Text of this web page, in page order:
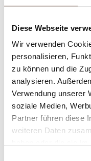
Diese Webseite
Wir verwenden
personalisieren,
zu können und die
analysieren.
Verwendung unserer
soziale Medien,
Partner führen diese
weiteren Daten
Rooms number:9
Anzahl Badezimmer:
Beds number:18